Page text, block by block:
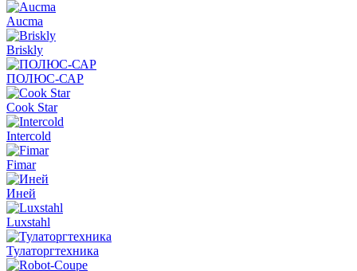
Aucma
Briskly
ПОЛЮС-САР
Cook Star
Intercold
Fimar
Иней
Luxstahl
Тулаторгтехника